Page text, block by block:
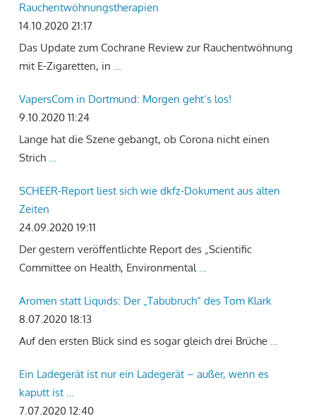
Rauchentwöhnungstherapien
14.10.2020 21:17
Das Update zum Cochrane Review zur Rauchentwöhnung
mit E-Zigaretten, in …
VapersCom in Dortmund: Morgen geht‘s los!
9.10.2020 11:24
Lange hat die Szene gebangt, ob Corona nicht einen
Strich …
SCHEER-Report liest sich wie dkfz-Dokument aus alten
Zeiten
24.09.2020 19:11
Der gestern veröffentlichte Report des „Scientific
Committee on Health, Environmental …
Aromen statt Liquids: Der „Tabubruch“ des Tom Klark
8.07.2020 18:13
Auf den ersten Blick sind es sogar gleich drei Brüche …
Ein Ladegerät ist nur ein Ladegerät – außer, wenn es
kaputt ist …
7.07.2020 12:40